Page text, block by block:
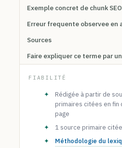
Exemple concret de chunk SEO
Erreur frequente observee en
Sources
Faire expliquer ce terme par
FIABILITÉ
✦
Rédigée à partir de
primaires citées en fin
page
✦
1 source primaire citée
✦
Méthodologie du